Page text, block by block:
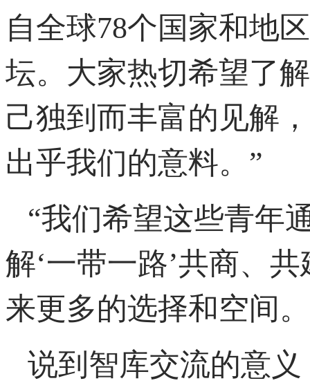
自全球78个国家和地
坛。大家热切希望了
己独到而丰富的见解
出乎我们的意料。”
“我们希望这些青年
解‘一带一路’共商、
来更多的选择和空间
说到智库交流的意